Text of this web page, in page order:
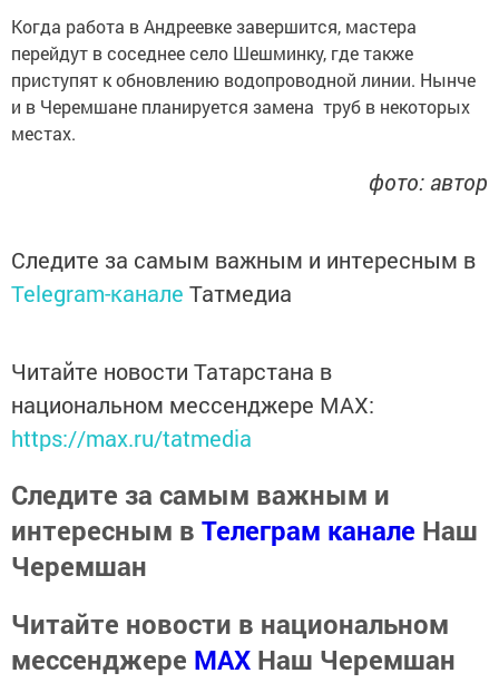
Когда работа в Андреевке завершится, мастера
перейдут в соседнее село Шешминку, где также
приступят к обновлению водопроводной линии. Нынче
и в Черемшане планируется замена труб в некоторых
местах.
фото: автор
Следите за самым важным и интересным в
Telegram-канале Татмедиа
Читайте новости Татарстана в
национальном мессенджере MАХ:
https://max.ru/tatmedia
Следите за самым важным и
интересным в Телеграм канале Наш
Черемшан
Читайте новости в национальном
мессенджере MАХ Наш Черемшан